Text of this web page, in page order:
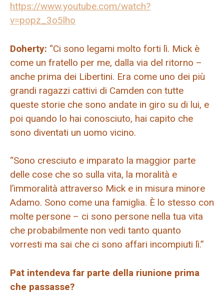
https://www.youtube.com/watch?
v=popz_3o5lho
Doherty: “Ci sono legami molto forti lì. Mick è
come un fratello per me, dalla via del ritorno –
anche prima dei Libertini. Era come uno dei più
grandi ragazzi cattivi di Camden con tutte
queste storie che sono andate in giro su di lui, e
poi quando lo hai conosciuto, hai capito che
sono diventati un uomo vicino.
“Sono cresciuto e imparato la maggior parte
delle cose che so sulla vita, la moralità e
l’immoralità attraverso Mick e in misura minore
Adamo. Sono come una famiglia. È lo stesso con
molte persone – ci sono persone nella tua vita
che probabilmente non vedi tanto quanto
vorresti ma sai che ci sono affari incompiuti lì.”
Pat intendeva far parte della riunione prima
che passasse?